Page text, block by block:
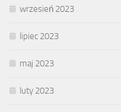
wrzesień 2023
lipiec 2023
maj 2023
luty 2023